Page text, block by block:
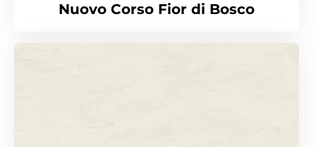
Nuovo Corso Fior di Bosco